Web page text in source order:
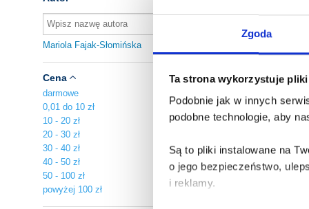
Zgoda
Ta strona wykorzystuje
Podobnie jak w innych
podobne technologie, aby
Są to pliki instalowane na
o jego bezpieczeństwo,
i reklamy.
Mariola Fajak-Słomińska
Cena
darmowe
0,01 do 10 zł
10 - 20 zł
20 - 30 zł
30 - 40 zł
40 - 50 zł
50 - 100 zł
powyżej 100 zł